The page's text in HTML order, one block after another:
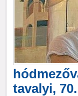
tavalyi,